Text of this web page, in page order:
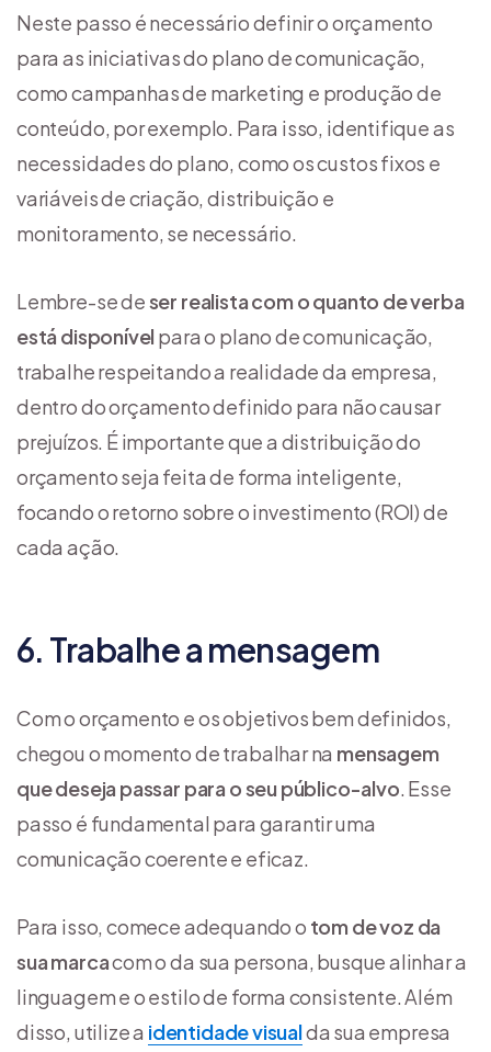
Neste passo é necessário definir o orçamento
para as iniciativas do plano de comunicação,
como campanhas de marketing e produção de
conteúdo, por exemplo. Para isso, identifique as
necessidades do plano, como os custos fixos e
variáveis de criação, distribuição e
monitoramento, se necessário.
Lembre-se deser realista com o quanto de verba
está disponível para o plano de comunicação,
trabalhe respeitando a realidade da empresa,
dentro do orçamento definido para não causar
prejuízos. É importante que a distribuição do
orçamento seja feita de forma inteligente,
focando o retorno sobre o investimento (ROI) de
cada ação.
6. Trabalhe a mensagem
Com o orçamento e os objetivos bem definidos,
chegou o momento de trabalhar na mensagem
que deseja passar para o seu público-alvo. Esse
passo é fundamental para garantir uma
comunicação coerente e eficaz.
Para isso, comece adequando o tom de voz da
sua marcacom o da sua persona, busque alinhar a
linguagem e o estilo de forma consistente. Além
disso, utilize a identidade visualda sua empresa